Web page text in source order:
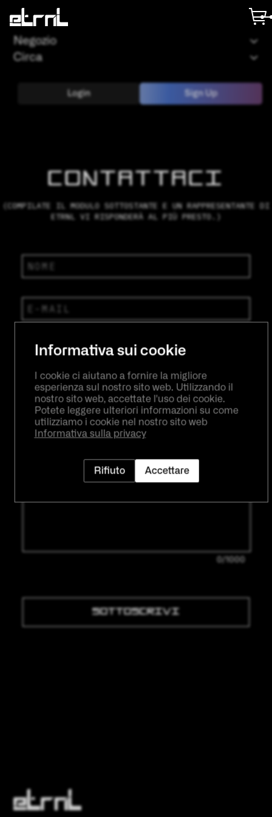
Informativa sui cookie
I cookie ci aiutano a fornire la migliore
esperienza sul nostro sito web. Utilizzando il
nostro sito web, accettate l'uso dei cookie.
Potete leggere ulteriori informazioni su come
utilizziamo i cookie nel nostro sito web
Informativa sulla privacy
Rifiuto Accettare
Negozio
Circa
Login Sign Up
CONTATTACI
(COMPILATE IL MODULO SOTTOSTANTE E UN RAPPRESENTANTE DI
ETRNL VI RISPONDERÀ AL PIÙ PRESTO.
)
0/1000
SOTTOSCRIVI